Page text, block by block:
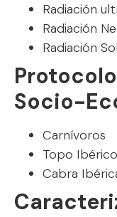
Radiación
Radiación
Radiación
Socio-
Carnívoros
Topo Ibérico
Cabra